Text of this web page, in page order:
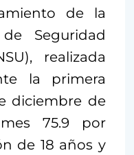
de la
Seguridad
realizada
la primera
diciembre de
75.9 por
de 18 años y